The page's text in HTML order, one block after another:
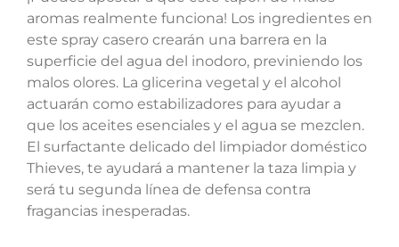
aromas realmente funciona! Los ingredientes en
este spray casero crearán una barrera en la
superficie del agua del inodoro, previniendo los
malos olores. La glicerina vegetal y el alcohol
actuarán como estabilizadores para ayudar a
que los aceites esenciales y el agua se mezclen.
El surfactante delicado del limpiador doméstico
Thieves, te ayudará a mantener la taza limpia y
será tu segunda línea de defensa contra
fragancias inesperadas.